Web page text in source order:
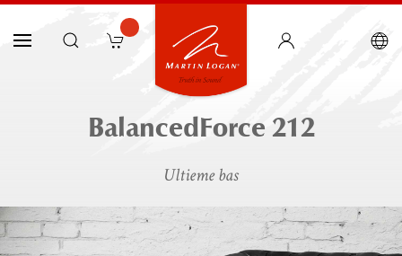
BalancedForce 212
Ultieme bas